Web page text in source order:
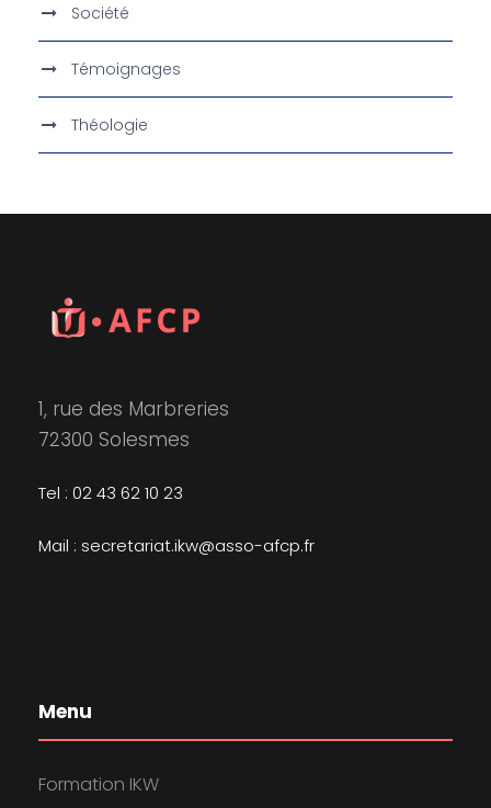
Société
Témoignages
Théologie
1, rue des Marbreries
72300 Solesmes
Tel : 02 43 62 10 23
Mail : secretariat.ikw@asso-afcp.fr
Menu
Formation IKW